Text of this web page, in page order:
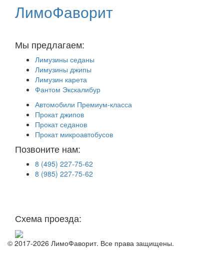
ЛимоФаворит
Мы предлагаем:
Лимузины седаны
Лимузины джипы
Лимузин карета
Фантом Экскалибур
Автомобили Премиум-класса
Прокат джипов
Прокат седанов
Прокат микроавтобусов
Позвоните нам:
8 (495) 227-75-62
8 (985) 227-75-62
Схема проезда:
© 2017-2026 ЛимоФаворит. Все права защищены.